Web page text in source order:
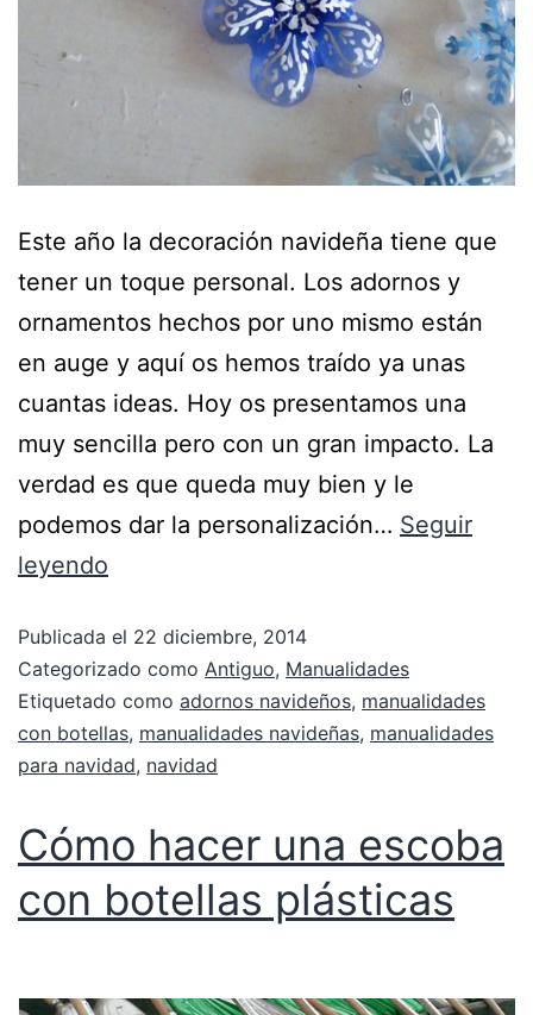
Este año la decoración navideña tiene que
tener un toque personal. Los adornos y
ornamentos hechos por uno mismo están
en auge y aquí os hemos traído ya unas
cuantas ideas. Hoy os presentamos una
muy sencilla pero con un gran impacto. La
verdad es que queda muy bien y le
podemos dar la personalización… Seguir
leyendo
Publicada el 22 diciembre, 2014
Categorizado como Antiguo, Manualidades
Etiquetado como adornos navideños, manualidades
con botellas, manualidades navideñas, manualidades
para navidad, navidad
Cómo hacer una escoba
con botellas plásticas